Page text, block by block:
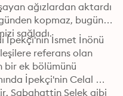
ağızlardan aktardı
kopmaz, bugüne
sağladı.
İpekçi'nin İsmet İnönü
referans olan
bir ek bölümünü
İpekçi'nin Celal
Sabahattin Selek gibi